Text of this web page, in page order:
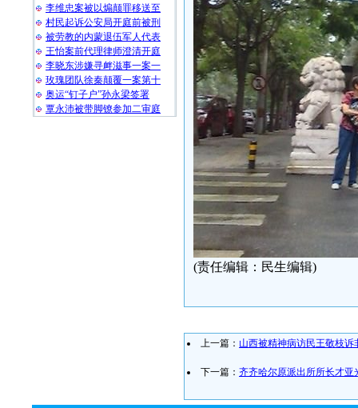
李维忠案被以煽颠罪移送至
村民起诉公安局开庭前被刑
被劳教的内蒙退伍军人代表
王怡案前代理律师澄清开庭
李晓东涉嫌寻衅滋事一案一
玫瑰团队徐秦颠覆一案第十
奥运“钉子户”孙永梁签署
覃永沛被带脚镣参加二审庭
(责任编辑：民生编辑)
上一篇： 山西被精神病访民王敬枝
下一篇： 齐齐哈尔原派出所所长才